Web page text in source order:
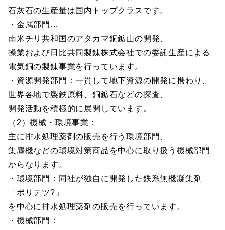
石灰石の生産量は国内トップクラスです。
・金属部門…
南米チリ共和国のアタカマ銅鉱山の開発、
操業および日比共同製錬株式会社での委託生産による
電気銅の製錬事業を行っています。
・資源開発部門：一貫して地下資源の開発に携わり、
世界各地で製鉄原料、銅鉱石などの探査、
開発活動を積極的に展開しています。
（2）機械・環境事業：
主に排水処理薬剤の販売を行う環境部門、
集塵機などの環境対策商品を中心に取り扱う機械部門
からなります。
・環境部門：同社が独自に開発した鉄系無機凝集剤
「ポリテツ?」
を中心に排水処理薬剤の販売を行っています。
・機械部門：